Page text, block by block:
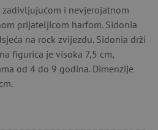
i nevjerojatnom
prijateljicom harfom. Sidonia
na rock zvijezdu. Sidonia drži
figurica je visoka 7,5 cm,
od 4 do 9 godina. Dimenzije